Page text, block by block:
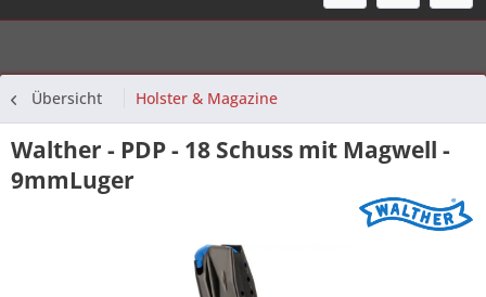
Übersicht Holster & Magazine
Walther - PDP - 18 Schuss mit Magwell -
9mmLuger